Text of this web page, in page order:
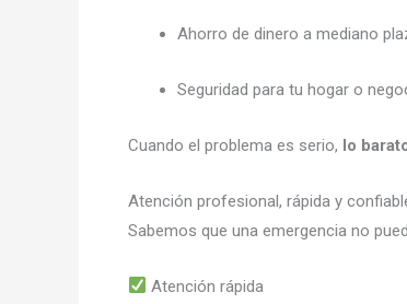
Ahorro de dinero a mediano
Seguridad para tu hogar o
Cuando el problema es serio, lo
Atención profesional, rápida y
Sabemos que una emergencia no
Atención rápida